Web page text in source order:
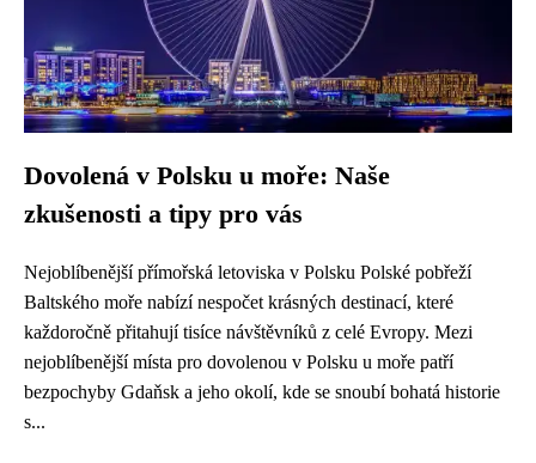
Dovolená v Polsku u moře: Naše
zkušenosti a tipy pro vás
Nejoblíbenější přímořská letoviska v Polsku Polské pobřeží
Baltského moře nabízí nespočet krásných destinací, které
každoročně přitahují tisíce návštěvníků z celé Evropy. Mezi
nejoblíbenější místa pro dovolenou v Polsku u moře patří
bezpochyby Gdaňsk a jeho okolí, kde se snoubí bohatá historie
s...